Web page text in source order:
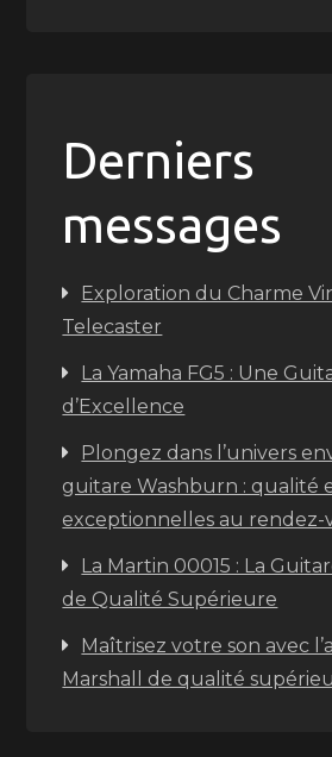
Derniers
messages
Exploration du Charme
Telecaster
La Yamaha FG5 : Une
d’Excellence
Plongez dans l’univers
guitare Washburn : qualité
exceptionnelles au rendez-
La Martin 00015 : La
de Qualité Supérieure
Maîtrisez votre son avec
Marshall de qualité